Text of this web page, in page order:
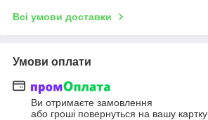
Всі умови доставки
Умови оплати
Ви отримаєте замовлення
або гроші повернуться на вашу картку